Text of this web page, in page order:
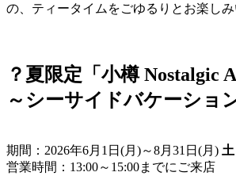
の、ティータイムをごゆるりとお楽しみ
？夏限定「小樽 Nostalgic
～シーサイドバケーショ
期間：2026年6月1日(月)～8月31日(月)
営業時間：13:00～15:00までにご来店